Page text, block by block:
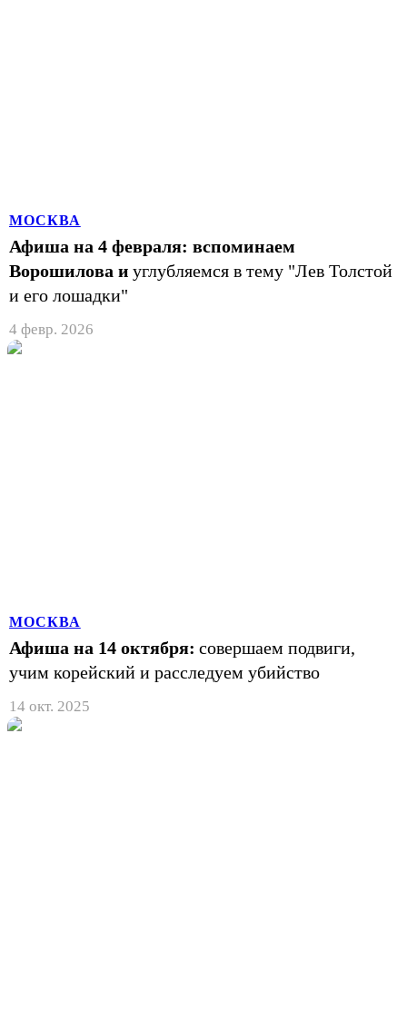
МОСКВА
Афиша на 4 февраля: вспоминаем
Ворошилова и углубляемся в тему "Лев Толстой
и его лошадки"
4 февр. 2026
МОСКВА
Афиша на 14 октября: совершаем подвиги,
учим корейский и расследуем убийство
14 окт. 2025